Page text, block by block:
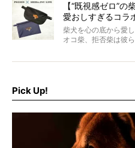
【“既視感ゼロ”
愛おしすぎるコラ
柴犬を心の底から愛
オコ柴、拒否柴は彼
でもちょっと待て…
Pick Up!